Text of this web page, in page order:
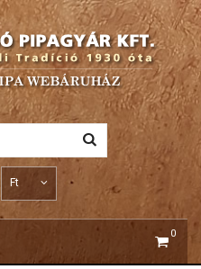
Ft
0